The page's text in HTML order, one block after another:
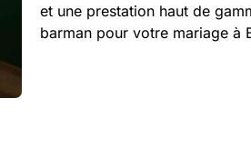
et une prestation haut de
barman pour votre mariage à